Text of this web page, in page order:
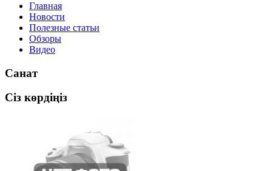
Главная
Новости
Полезные статьи
Обзоры
Видео
Санат
Сіз көрдіңіз